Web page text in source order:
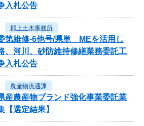
入札公告
郡上土木事務所
第維修‐6他号/県単 MEを活用し
、河川、砂防維持修繕業務委託工
入札公告
農産物流通課
産農産物ブランド強化事業委託業
【選定結果】